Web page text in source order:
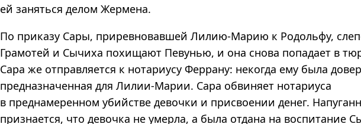
ей заняться делом Жермена.
По приказу Сары, приревновавшей Лилию-Марию к Родольфу,
Грамотей и Сычиха похищают Певунью, и она снова попадает в
Сара же отправляется к нотариусу Феррану: некогда ему была
предназначенная для Лилии-Марии. Сара обвиняет нотариуса
в преднамеренном убийстве девочки и присвоении денег.
признается, что девочка не умерла, а была отдана на воспитание